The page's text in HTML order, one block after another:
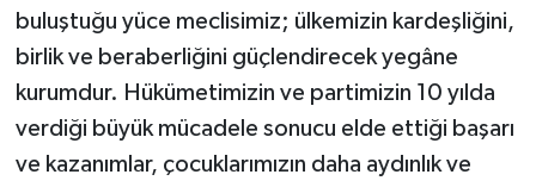
buluştuğu yüce meclisimiz; ülkemizin kardeşliğini,
birlik ve beraberliğini güçlendirecek yegâne
kurumdur. Hükümetimizin ve partimizin 10 yılda
verdiği büyük mücadele sonucu elde ettiği başarı
ve kazanımlar, çocuklarımızın daha aydınlık ve